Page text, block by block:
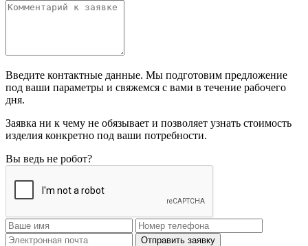
Введите контактные данные. Мы подготовим предложение
под ваши параметры и свяжемся с вами в течение рабочего
дня.
Заявка ни к чему не обязывает и позволяет узнать стоимость
изделия конкретно под ваши потребности.
Вы ведь не робот?
Отправить заявку